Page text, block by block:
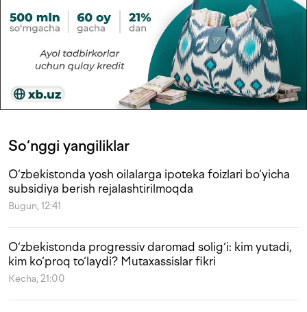
So‘nggi yangiliklar
O‘zbekistonda yosh oilalarga ipoteka foizlari bo‘yicha
subsidiya berish rejalashtirilmoqda
Bugun, 12:41
O‘zbekistonda progressiv daromad solig‘i: kim yutadi,
kim ko‘proq to‘laydi? Mutaxassislar fikri
Kecha, 21:00